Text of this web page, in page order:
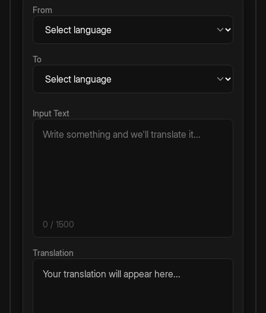
From
To
Input Text
0 / 1500
Translation
Your translation will appear here...